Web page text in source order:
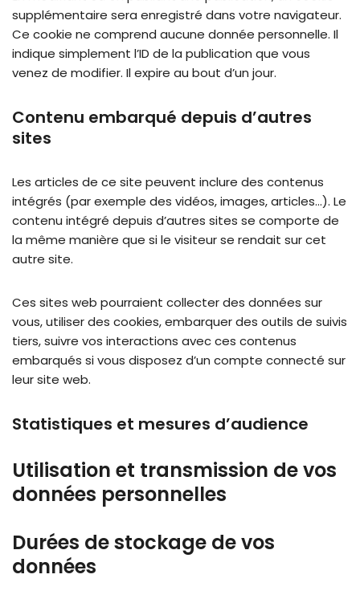
supplémentaire sera enregistré dans votre navigateur.
Ce cookie ne comprend aucune donnée personnelle. Il
indique simplement l’ID de la publication que vous
venez de modifier. Il expire au bout d’un jour.
Contenu embarqué depuis d’autres
sites
Les articles de ce site peuvent inclure des contenus
intégrés (par exemple des vidéos, images, articles…). Le
contenu intégré depuis d’autres sites se comporte de
la même manière que si le visiteur se rendait sur cet
autre site.
Ces sites web pourraient collecter des données sur
vous, utiliser des cookies, embarquer des outils de suivis
tiers, suivre vos interactions avec ces contenus
embarqués si vous disposez d’un compte connecté sur
leur site web.
Statistiques et mesures d’audience
Utilisation et transmission de vos
données personnelles
Durées de stockage de vos
données